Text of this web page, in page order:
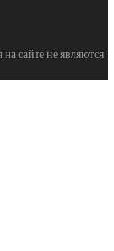
на сайте не являются